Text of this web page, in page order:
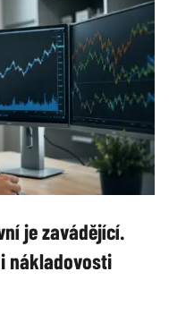
je zavádějící.
nákladovosti